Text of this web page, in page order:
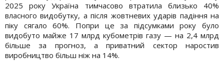
2025 року Україна тимчасово втратила близько 40%
власного видобутку, а після жовтневих ударів падіння на
піку сягало 60%. Попри це за підсумками року було
видобуто майже 17 млрд кубометрів газу — на 2,4 млрд
більше за прогноз, а приватний сектор наростив
виробництво більш ніж на 14%.